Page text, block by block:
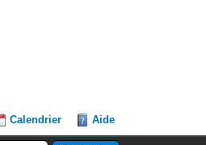
Calendrier Aide